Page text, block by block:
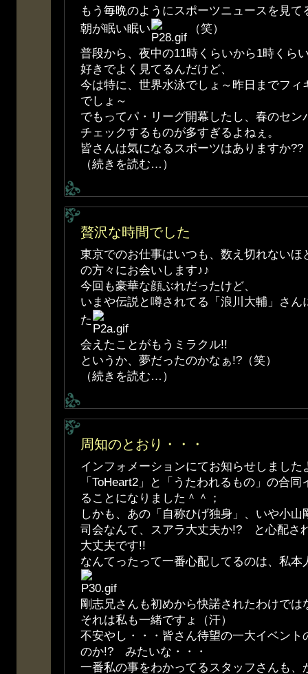
もう毎晩のようにスポーツニュースを見て
朝が眠い眠い
（笑）
普段から、夜中の11時くらいから1時くら
好きでよく見てるんだけど、
今は特に、世界水泳でしょ～昨日までフィ
でしょ～
でもってパ・リーグ開幕したし、春のセン
チェックするものが多すぎるよねぇ。
皆さんは気になるスポーツはありますか??
（続きを読む…）
贅沢な時間でした
東京でのお仕事はいつも、数え切れないほ
の方々にお会いします♪♪
今回も豪華な顔ぶれだったけど、
いまや伝説と噂されてる「浪川大輔」さん
た
会えたことがもうミラクル!!
というか、夢だったのかなぁ!?（笑）
（続きを読む…）
周知のとおり・・・
インフォメーションにてお知らせしました
「ToHeart2」と「うたわれるもの」の合
ることになりました＾＾；
しかも、あの「自称ひげ独身」、いや小山
司会なんて、スアラ大丈夫か!? と心配さ
大丈夫です!!
なんてったって一番心配してるのは、私本
剛志兄さんも初めから快諾されたわけでは
それは私も一緒ですょ（汗）
不安やし・・・皆さん待望の一大イベント
のか!? みたいな・・・
一番私の事をわかってるスタッフさんも、